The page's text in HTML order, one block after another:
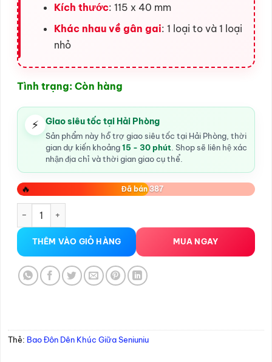
Kích thước: 115 x 40 mm
Khác nhau về gân gai: 1 loại to và 1 loại
nhỏ
Tình trạng: Còn hàng
⚡ Giao siêu tốc tại Hải Phòng
Sản phẩm này hỗ trợ giao siêu tốc tại Hải Phòng, thời
gian dự kiến khoảng15 - 30 phút . Shop sẽ liên hệ xác
nhận địa chỉ và thời gian giao cụ thể.
🔥 Đã bán 387
THÊM VÀO GIỎ HÀNG MUA NGAY
Thẻ: Bao Đôn Dên Khúc Giữa Seniuniu